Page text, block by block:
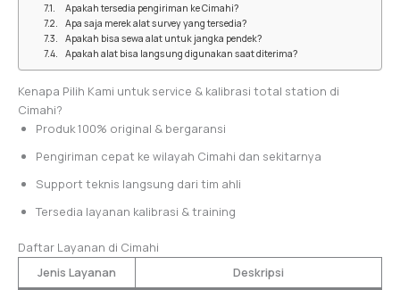
Apakah tersedia pengiriman ke Cimahi?
Apa saja merek alat survey yang tersedia?
Apakah bisa sewa alat untuk jangka pendek?
Apakah alat bisa langsung digunakan saat diterima?
Kenapa Pilih Kami untuk service & kalibrasi total station di
Cimahi?
Produk 100% original & bergaransi
Pengiriman cepat ke wilayah Cimahi dan sekitarnya
Support teknis langsung dari tim ahli
Tersedia layanan kalibrasi & training
Daftar Layanan di Cimahi
Jenis Layanan
Deskripsi